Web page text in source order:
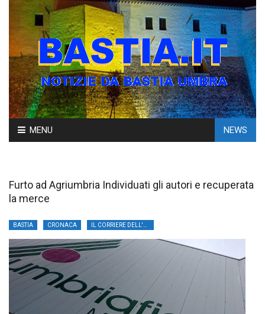
Skip
to
MENU NEWS
Furto ad Agriumbria Individuati gli autori e recuperata
la merce
BASTIA CRONACA